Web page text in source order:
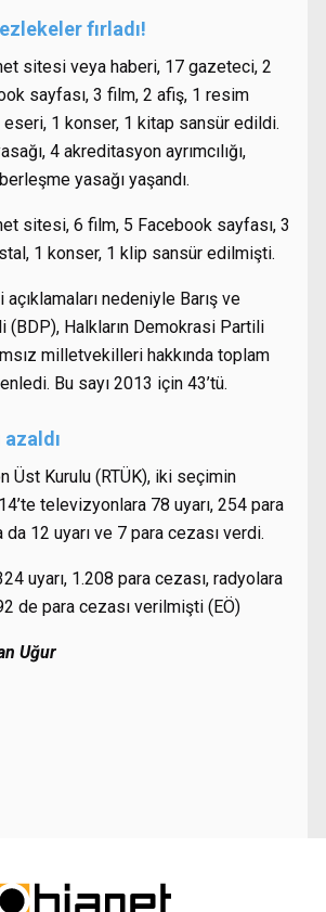
fırladı!
sitesi veya haberi, 17 gazeteci, 2
sayfası, 3 film, 2 afiş, 1 resim
1 konser, 1 kitap sansür edildi.
4 akreditasyon ayrımcılığı,
yasağı yaşandı.
sitesi, 6 film, 5 Facebook sayfası, 3
1 konser, 1 klip sansür edilmişti.
açıklamaları nedeniyle Barış ve
(BDP), Halkların Demokrasi Partili
milletvekilleri hakkında toplam
Bu sayı 2013 için 43’tü.
azaldı
Üst Kurulu (RTÜK), iki seçimin
televizyonlara 78 uyarı, 254 para
da 12 uyarı ve 7 para cezası verdi.
uyarı, 1.208 para cezası, radyolara
de para cezası verilmişti (EÖ)
Uğur